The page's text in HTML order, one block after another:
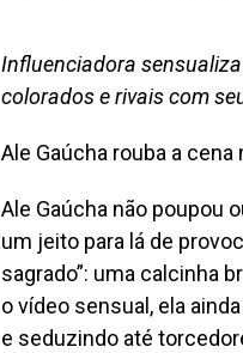
Influenciadora
colorados e rivais com
Ale Gaúcha rouba a
Ale Gaúcha não poupou
um jeito para lá de
sagrado”: uma calcinha
o vídeo sensual, ela
e seduzindo até